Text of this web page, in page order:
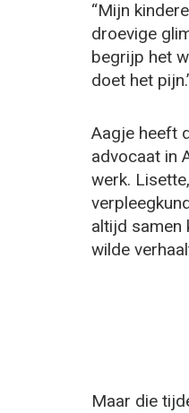
“Mijn
droevige
begrijp het
doet het
Aagje heeft
advocaat in
werk.
altijd samen
wilde
Maar die